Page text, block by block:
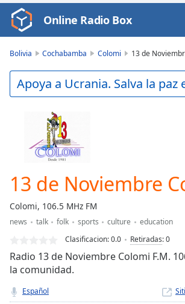
Video
Player
Play
Video
Forward
Current
Time0:00
Duration
Loaded
Stream
TypeLIVE
live,
currently
Online Radio Box
Bolivia Cochabamba Colomi 13 de
Apoya a Ucrania. Salva la paz
13 de Noviembre
Colomi, 106.5 MHz FM
news talk folk sports culture
education
Clasificacion:0.0 Retiradas:0
Radio 13 de Noviembre Colomi F.M.
la comunidad.
Español